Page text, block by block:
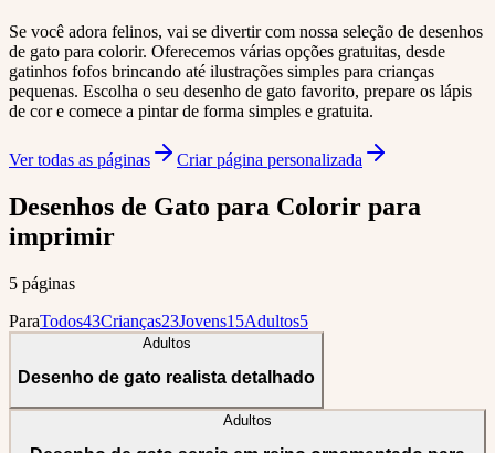
Se você adora felinos, vai se divertir com nossa seleção de desenhos
de gato para colorir. Oferecemos várias opções gratuitas, desde
gatinhos fofos brincando até ilustrações simples para crianças
pequenas. Escolha o seu desenho de gato favorito, prepare os lápis
de cor e comece a pintar de forma simples e gratuita.
Ver todas as páginas Criar página personalizada
Desenhos de Gato para Colorir para
imprimir
5 páginas
ParaTodos43Crianças23Jovens15Adultos5
Adultos
Desenho de gato realista detalhado
Adultos